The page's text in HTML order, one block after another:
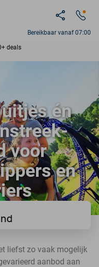
Bereikbaar vanaf 07:00
deals
én
voor
en
liefst zo vaak mogelijk
aanbod aan